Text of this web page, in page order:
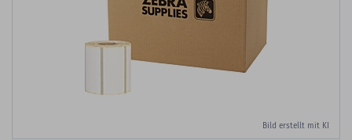
Bild erstellt mit KI